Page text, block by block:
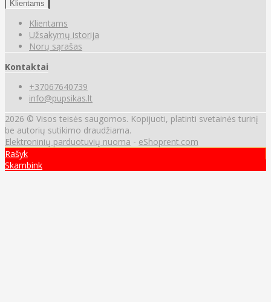
Klientams
Klientams
Užsakymų istorija
Norų sąrašas
Kontaktai
+37067640739
info@pupsikas.lt
2026 © Visos teisės saugomos. Kopijuoti, platinti svetainės turinį
be autorių sutikimo draudžiama.
Elektroninių parduotuvių nuoma - eShoprent.com
Rašyk
Skambink